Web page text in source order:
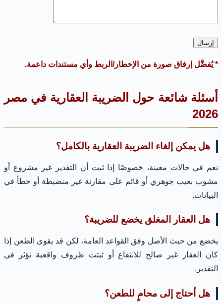
* يُفضَّل إرفاق صورة من الإخطار/الربط وأي مستندات داعمة.
أسئلة شائعة حول الضريبة العقارية في مصر
2026
هل يمكن إلغاء الضريبة العقارية بالكامل؟
نعم في حالات معينة، خصوصًا إذا ثبت أن التقدير غير مشروع أو
مشوب بعيب جوهري أو قائم على مقارنة غير منضبطة أو خطأ في
البيانات.
هل العقار المغلق يخضع للضريبة؟
يخضع من حيث الأصل وفق القواعد العامة، لكن قد يقوى الطعن إذا
كان العقار غير صالح للانتفاع أو ثبتت ظروف واقعية تؤثر في
التقدير.
هل أحتاج إلى محامٍ للطعن؟